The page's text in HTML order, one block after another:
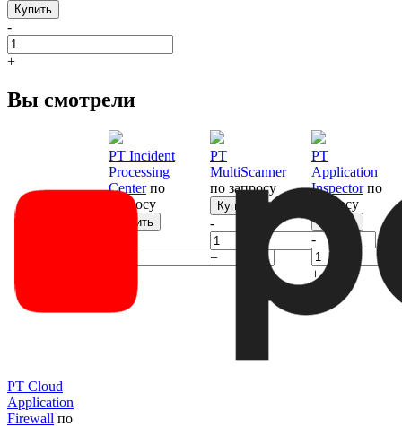
Купить
-
+
Вы смотрели
PT Cloud
Application
Firewall по
PT Incident
Processing
Center по
запросу
Купить
PT
MultiScanner
по запросу
Купить
-
+
PT
Application
Inspector по
запросу
Купить
-
+